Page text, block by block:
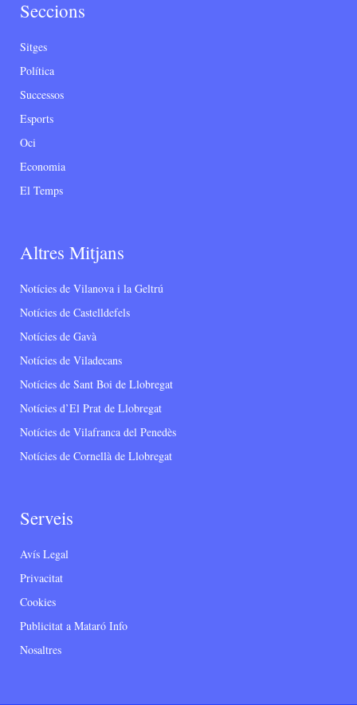
Seccions
Sitges
Política
Successos
Esports
Oci
Economia
El Temps
Altres Mitjans
Notícies de Vilanova i la Geltrú
Notícies de Castelldefels
Notícies de Gavà
Notícies de Viladecans
Notícies de Sant Boi de Llobregat
Notícies d’El Prat de Llobregat
Notícies de Vilafranca del Penedès
Notícies de Cornellà de Llobregat
Serveis
Avís Legal
Privacitat
Cookies
Publicitat a Mataró Info
Nosaltres